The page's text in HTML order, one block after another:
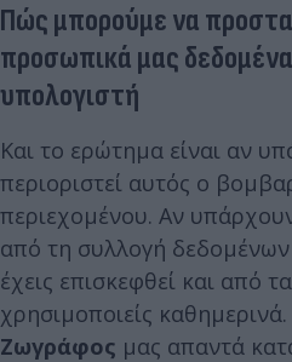
Πώς μπορούμε να
προσωπικά μας
υπολογιστή
Και το ερώτημα είναι αν
περιοριστεί αυτός ο
περιεχομένου. Αν
από τη συλλογή
έχεις επισκεφθεί και από
χρησιμοποιείς
Ζωγράφος μας απαντά